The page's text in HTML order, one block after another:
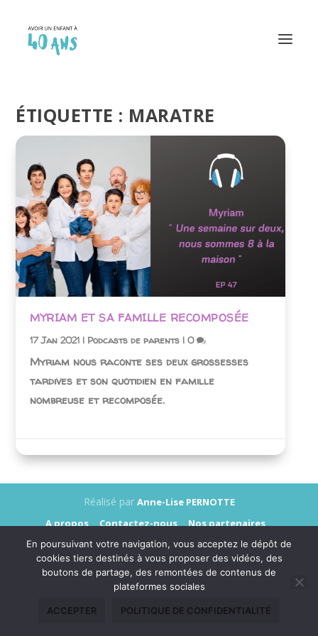
ÉTIQUETTE : MARATRE
MYRIAM ET SA FAMILLE RECOMPOSÉE
17 Jan 2021 | Podcasts de parents |0
Myriam nous raconte ses deux grossesses
tardives et son quotidien en famille
nombreuse et recomposée.
Réalisé par Anne-Lise PERNOTTE
A propos
Contactez-nous
Nos partenaires
Annonceurs
Presse
Mentions légales
Données personnelles
En poursuivant votre navigation, vous acceptez le dépôt de
cookies tiers destinés à vous proposer des vidéos, des
boutons de partage, des remontées de contenus de
plateformes sociales
ACCEPTER POLITIQUE DE CONFIDENTIALITÉ